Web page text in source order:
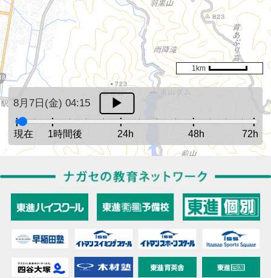
8月7日(金) 04:15
現在 1時間後 24h 48h 72h
1km